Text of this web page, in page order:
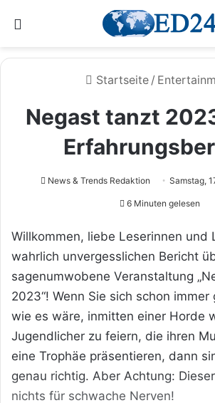
Startseite /
Negast tanzt
News & Trends Redaktion Samstag,
6 Minuten gelesen
Willkommen, liebe Leserinnen und
wahrlich unvergesslichen Bericht
sagenumwobene Veranstaltung
2023“! Wenn Sie sich schon
wie es wäre, inmitten einer Horde
Jugendlicher zu feiern, die ihren
eine Trophäe präsentieren, dann
genau richtig. Aber Achtung:
nichts für schwache Nerven!